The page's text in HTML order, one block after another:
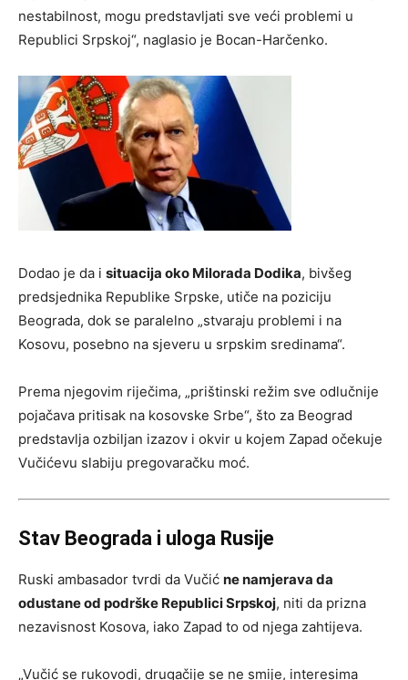
nestabilnost, mogu predstavljati sve veći problemi u
Republici Srpskoj“, naglasio je Bocan-Harčenko.
Dodao je da i situacija oko Milorada Dodika, bivšeg
predsjednika Republike Srpske, utiče na poziciju
Beograda, dok se paralelno „stvaraju problemi i na
Kosovu, posebno na sjeveru u srpskim sredinama“.
Prema njegovim riječima, „prištinski režim sve odlučnije
pojačava pritisak na kosovske Srbe“, što za Beograd
predstavlja ozbiljan izazov i okvir u kojem Zapad očekuje
Vučićevu slabiju pregovaračku moć.
Stav Beograda i uloga Rusije
Ruski ambasador tvrdi da Vučić ne namjerava da
odustane od podrške Republici Srpskoj, niti da prizna
nezavisnost Kosova, iako Zapad to od njega zahtijeva.
„Vučić se rukovodi, drugačije se ne smije, interesima